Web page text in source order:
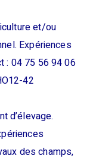
et/ou
Expériences
: 04 75 56 94 06
42
d’élevage.
des champs,